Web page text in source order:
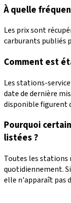
À quelle
Les prix sont
carburants publiés
Comment est
Les stations-
date de dernière
disponible figurent
Pourquoi
listées ?
Toutes les stations
quotidiennement.
elle n'apparaît pas